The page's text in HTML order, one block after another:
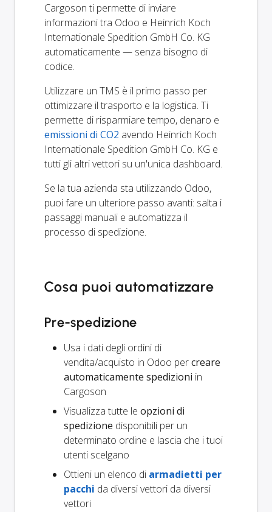
Cargoson ti permette di inviare
informazioni tra Odoo e Heinrich Koch
Internationale Spedition GmbH Co. KG
automaticamente — senza bisogno di
codice.
Utilizzare un TMS è il primo passo per
ottimizzare il trasporto e la logistica. Ti
permette di risparmiare tempo, denaro e
emissioni di CO2 avendo Heinrich Koch
Internationale Spedition GmbH Co. KG e
tutti gli altri vettori su un'unica dashboard.
Se la tua azienda sta utilizzando Odoo,
puoi fare un ulteriore passo avanti: salta i
passaggi manuali e automatizza il
processo di spedizione.
Cosa puoi automatizzare
Pre-spedizione
Usa i dati degli ordini di
vendita/acquisto in Odoo percreare
automaticamente spedizioni in
Cargoson
Visualizza tutte le opzioni di
spedizione disponibili per un
determinato ordine e lascia che i tuoi
utenti scelgano
Ottieni un elenco di armadietti per
pacchi da diversi vettori da diversi
vettori